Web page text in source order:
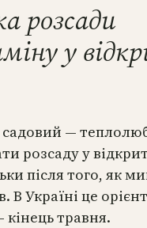
розсади
у
садовий —
розсаду у
після того, як
В Україні це
кінець травня.